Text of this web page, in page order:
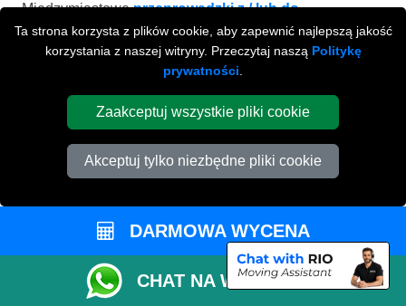
Ta strona korzysta z plików cookie, aby zapewnić najlepszą jakość
korzystania z naszej witryny. Przeczytaj naszą Politykę
prywatności
Zaakceptuj wszystkie pliki cookie
Akceptuj tylko niezbędne pliki cookie
Międzymiastoweprzeprowadzki z / lub do
Peterborough na terenie całej Wielkiej Brytani.
DARMOWA WYCENA
CHAT NA WHATSAPP